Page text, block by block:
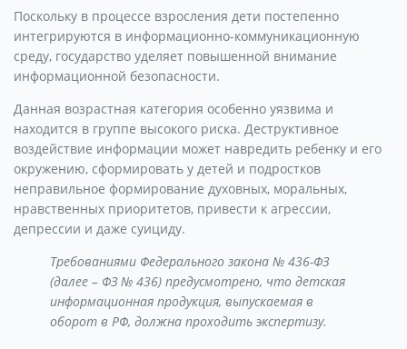
Поскольку в процессе взросления дети постепенно
интегрируются в информационно-коммуникационную
среду, государство уделяет повышенной внимание
информационной безопасности.
Данная возрастная категория особенно уязвима и
находится в группе высокого риска. Деструктивное
воздействие информации может навредить ребенку и его
окружению, сформировать у детей и подростков
неправильное формирование духовных, моральных,
нравственных приоритетов, привести к агрессии,
депрессии и даже суициду.
Требованиями Федерального закона № 436-ФЗ
(далее – ФЗ № 436) предусмотрено, что детская
информационная продукция, выпускаемая в
оборот в РФ, должна проходить экспертизу.